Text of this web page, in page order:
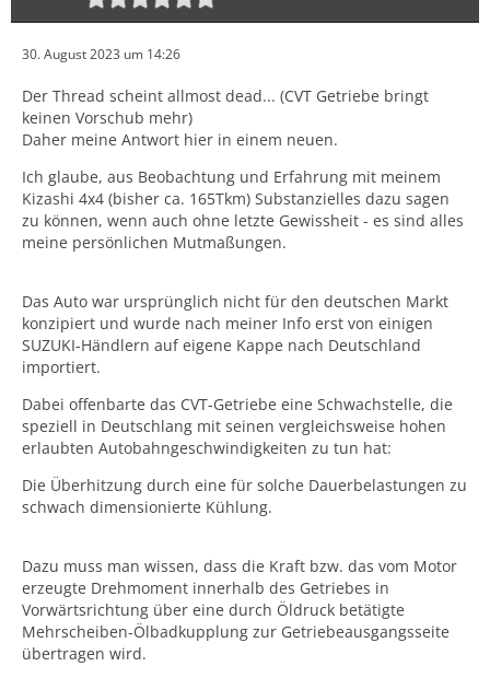
30. August 2023 um 14:26
Der Thread scheint allmost dead... (CVT Getriebe bringt
keinen Vorschub mehr)
Daher meine Antwort hier in einem neuen.
Ich glaube, aus Beobachtung und Erfahrung mit meinem
Kizashi 4x4 (bisher ca. 165Tkm) Substanzielles dazu sagen
zu können, wenn auch ohne letzte Gewissheit - es sind alles
meine persönlichen Mutmaßungen.
Das Auto war ursprünglich nicht für den deutschen Markt
konzipiert und wurde nach meiner Info erst von einigen
SUZUKI-Händlern auf eigene Kappe nach Deutschland
importiert.
Dabei offenbarte das CVT-Getriebe eine Schwachstelle, die
speziell in Deutschlang mit seinen vergleichsweise hohen
erlaubten Autobahngeschwindigkeiten zu tun hat:
Die Überhitzung durch eine für solche Dauerbelastungen zu
schwach dimensionierte Kühlung.
Dazu muss man wissen, dass die Kraft bzw. das vom Motor
erzeugte Drehmoment innerhalb des Getriebes in
Vorwärtsrichtung über eine durch Öldruck betätigte
Mehrscheiben-Ölbadkupplung zur Getriebeausgangsseite
übertragen wird.